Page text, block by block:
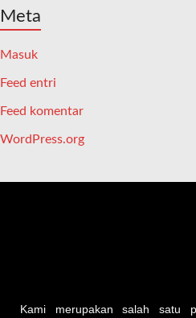
Meta
Masuk
Feed entri
Feed komentar
WordPress.org
Kami merupakan salah satu